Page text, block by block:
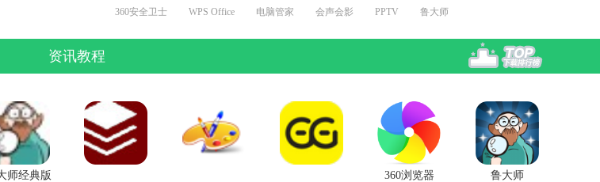
360安全卫士 WPS Office 电脑管家 会声会影 PPTV
鲁大师
资讯教程
师经典版 360浏览器 鲁大师